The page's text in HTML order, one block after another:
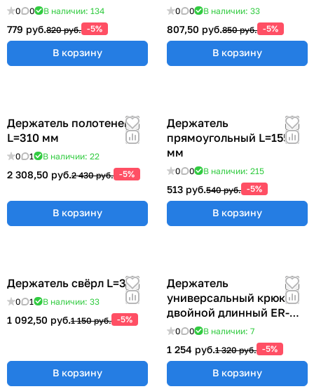
0 0 В наличии: 134
779 руб.820 руб. -5%
В корзину
0 0 В наличии: 33
807,50 руб.850 руб. -5%
В корзину
Держатель полотенец
L=310 мм
0 1 В наличии: 22
2 308,50 руб.2 430 руб. -5%
В корзину
Держатель
прямоугольный L=155
мм
0 0 В наличии: 215
513 руб.540 руб. -5%
В корзину
Держатель свёрл L=315
0 1 В наличии: 33
1 092,50 руб.1 150 руб. -5%
В корзину
Держатель
универсальный крюк
двойной длинный ER-
00012769
0 0 В наличии: 7
1 254 руб.1 320 руб. -5%
В корзину